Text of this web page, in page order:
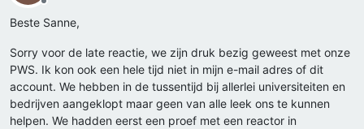
Offline
Beste Sanne,
Sorry voor de late reactie, we zijn druk bezig geweest met onze
PWS. Ik kon ook een hele tijd niet in mijn e-mail adres of dit
account. We hebben in de tussentijd bij allerlei universiteiten en
bedrijven aangeklopt maar geen van alle leek ons te kunnen
helpen. We hadden eerst een proef met een reactor in